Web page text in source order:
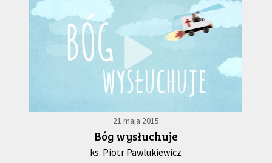
21 maja 2015
Bóg wysłuchuje
ks. Piotr Pawlukiewicz